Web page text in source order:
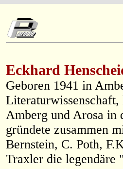
Eckhard
Geboren 1941 in
Amberg und Arosa in
gründete zusammen
Bernstein, C. Poth,
Traxler die legendäre